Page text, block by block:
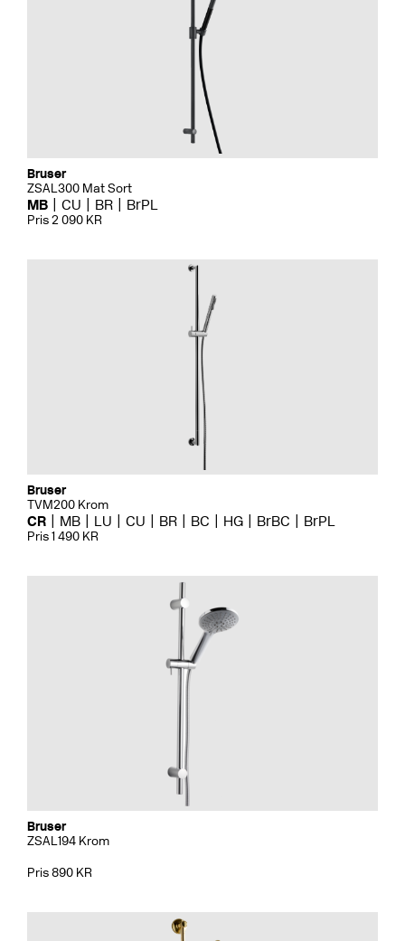
Bruser
ZSAL300 Mat Sort
MB CU BR BrPL
Pris 2 090 KR
Bruser
TVM200 Krom
CR MB LU CU BR BC HG BrBC BrPL
Pris 1 490 KR
Bruser
ZSAL194 Krom
Pris 890 KR